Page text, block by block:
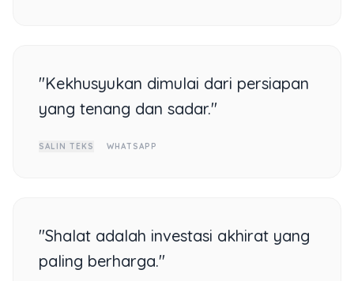
"Kekhusyukan dimulai dari persiapan
yang tenang dan sadar."
SALIN TEKS WHATSAPP
"Shalat adalah investasi akhirat yang
paling berharga."